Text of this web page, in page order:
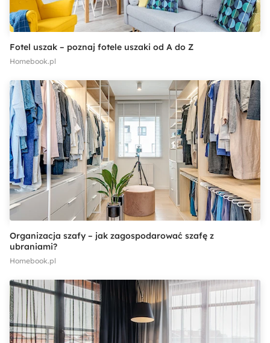
Fotel uszak – poznaj fotele uszaki od A do Z
Homebook.pl
Organizacja szafy – jak zagospodarować szafę z
ubraniami?
Homebook.pl